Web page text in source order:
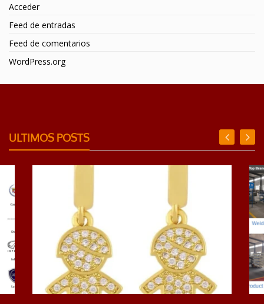
Acceder
Feed de entradas
Feed de comentarios
WordPress.org
ULTIMOS POSTS